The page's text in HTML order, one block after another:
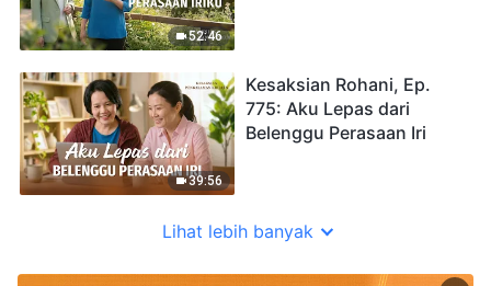
52:46
39:56
Kesaksian Rohani, Ep.
775: Aku Lepas dari
Belenggu Perasaan Iri
Lihat lebih banyak